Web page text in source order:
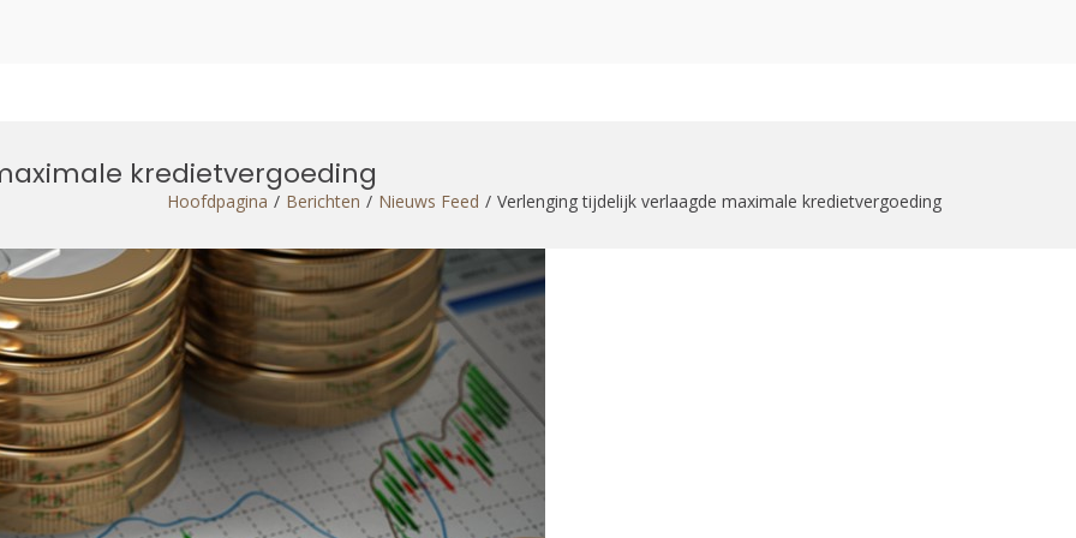
kredietvergoeding
Hoofdpagina Berichten Nieuws Feed Verlenging tijdelijk verlaagde maximale kredietvergoeding